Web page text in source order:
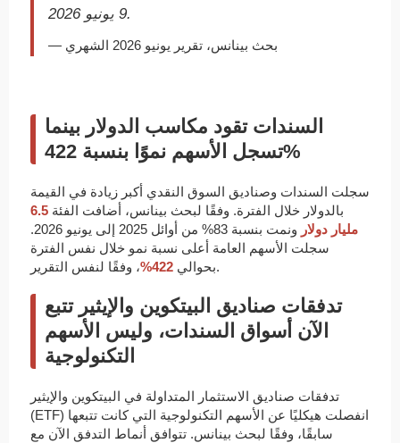
9 يونيو 2026.
— بحث بينانس، تقرير يونيو 2026 الشهري
السندات تقود مكاسب الدولار بينما
تسجل الأسهم نموًا بنسبة 422%
سجلت السندات وصناديق السوق النقدي أكبر زيادة في القيمة
بالدولار خلال الفترة. وفقًا لبحث بينانس، أضافت الفئة 6.5
مليار دولار
ونمت بنسبة 83% من أوائل 2025 إلى يونيو 2026.
سجلت الأسهم العامة أعلى نسبة نمو خلال نفس الفترة
بحوالي 422% ، وفقًا لنفس التقرير.
تدفقات صناديق البيتكوين والإيثير تتبع
الآن أسواق السندات، وليس الأسهم
التكنولوجية
تدفقات صناديق الاستثمار المتداولة في البيتكوين والإيثير
(ETF) انفصلت هيكليًا عن الأسهم التكنولوجية التي كانت تتبعها
سابقًا، وفقًا لبحث بينانس. تتوافق أنماط التدفق الآن مع